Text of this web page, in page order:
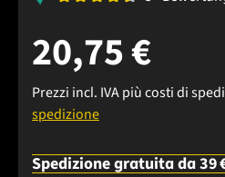
20,75 €
Prezzi incl. IVA più costi di
spedizione
Spedizione gratuita da 39